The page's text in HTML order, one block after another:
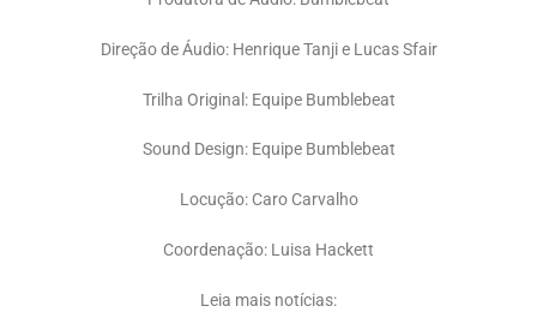
Direção de Áudio: Henrique Tanji e Lucas Sfair
Trilha Original: Equipe Bumblebeat
Sound Design: Equipe Bumblebeat
Locução: Caro Carvalho
Coordenação: Luisa Hackett
Leia mais notícias: